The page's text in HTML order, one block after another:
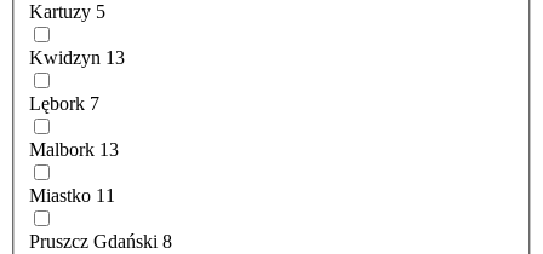
Kartuzy 5
Kwidzyn 13
Lębork 7
Malbork 13
Miastko 11
Pruszcz Gdański 8